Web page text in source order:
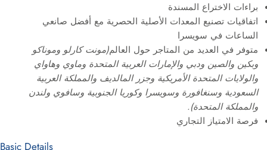
براءات الاختراع المسندة
اتفاقيات تصنيع المعدات الأصلية الحصرية مع أفضل صانعي
الساعات في سويسرا
متوفر في العديد من المتاجر حول العالم(مونت كارلو وموناكو
وبكين والصين ودبي والإمارات العربية المتحدة وماوي وهاواي
والولايات المتحدة الأمريكية وجزر المالديف والمملكة العربية
السعودية وسنغافورة وسويسرا وكوريا الجنوبية وسافوي ولندن
والمملكة المتحدة).
فرصة الامتياز التجاري
Basic Details